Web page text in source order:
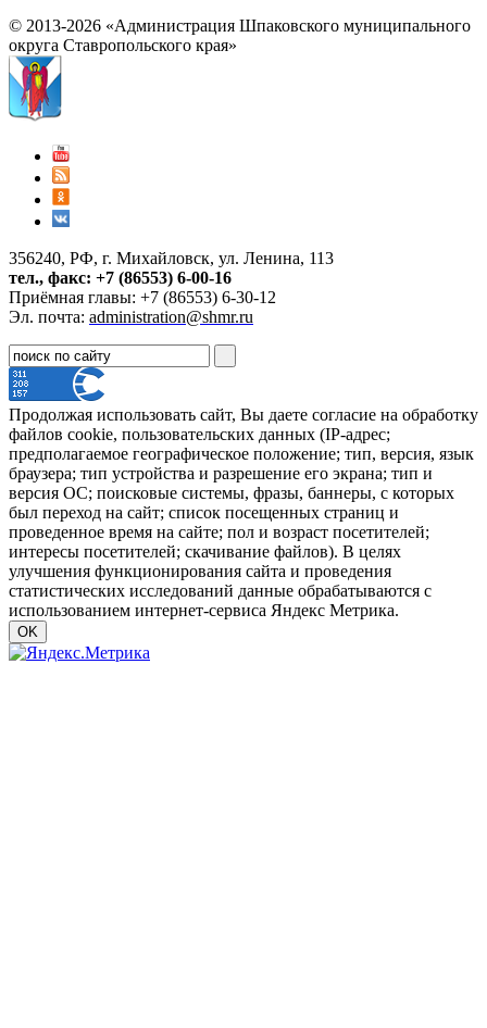
© 2013-2026 «Администрация Шпаковского муниципального
округа Ставропольского края»
356240, РФ, г. Михайловск, ул. Ленина, 113
тел., факс: +7 (86553) 6-00-16
Приёмная главы: +7 (86553) 6-30-12
Эл. почта: administration@shmr.ru
Продолжая использовать сайт, Вы даете согласие на обработку
файлов cookie, пользовательских данных (IP-адрес;
предполагаемое географическое положение; тип, версия, язык
браузера; тип устройства и разрешение его экрана; тип и
версия ОС; поисковые системы, фразы, баннеры, с которых
был переход на сайт; список посещенных страниц и
проведенное время на сайте; пол и возраст посетителей;
интересы посетителей; скачивание файлов). В целях
улучшения функционирования сайта и проведения
статистических исследований данные обрабатываются с
использованием интернет-сервиса Яндекс Метрика.
OK